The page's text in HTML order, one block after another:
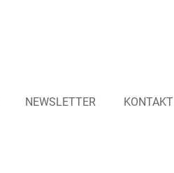
NEWSLETTER KONTAKT